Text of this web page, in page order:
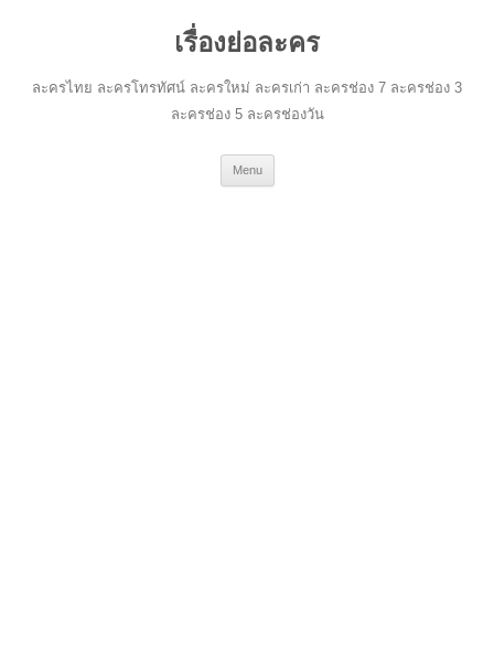
เรื่องย่อละคร
ละครไทย ละครโทรทัศน์ ละครใหม่ ละครเก่า ละครช่อง 7 ละครช่อง 3
ละครช่อง 5 ละครช่องวัน
Menu